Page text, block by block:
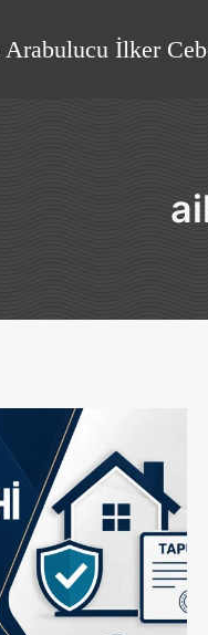
İlker